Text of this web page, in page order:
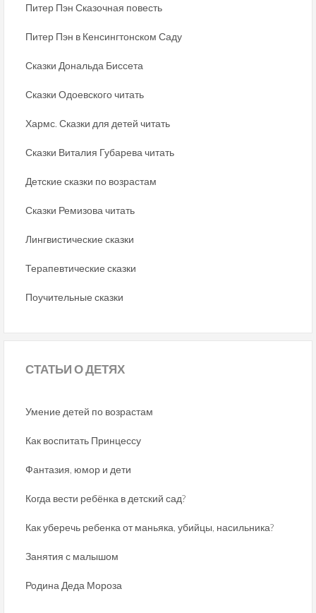
Питер Пэн Сказочная повесть
Питер Пэн в Кенсингтонском Саду
Сказки Дональда Биссета
Сказки Одоевского читать
Хармс. Сказки для детей читать
Сказки Виталия Губарева читать
Детские сказки по возрастам
Сказки Ремизова читать
Лингвистические сказки
Терапевтические сказки
Поучительные сказки
СТАТЬИО ДЕТЯХ
Умение детей по возрастам
Как воспитать Принцессу
Фантазия, юмор и дети
Когда вести ребёнка в детский сад?
Как уберечь ребенка от маньяка, убийцы, насильника?
Занятия с малышом
Родина Деда Мороза